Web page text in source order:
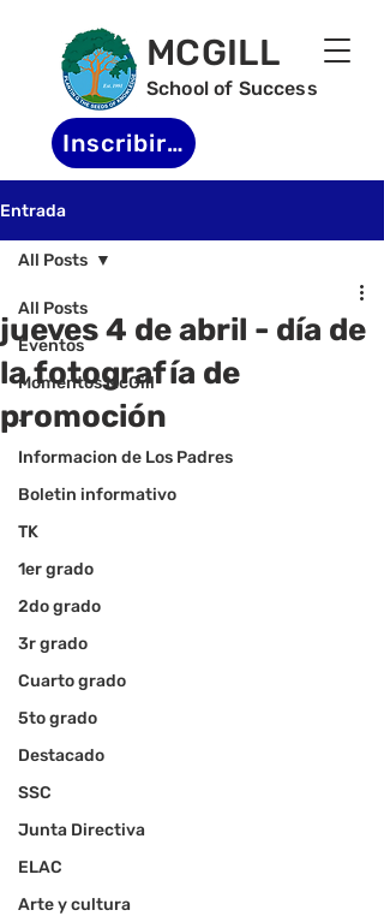
MCGILL
School of Success
Inscribirse
Entrada
All Posts
Eventos
Momentos McGill
-
Informacion de Los Padres
Boletin informativo
TK
1er grado
2do grado
3r grado
Cuarto grado
5to grado
Destacado
SSC
Junta Directiva
ELAC
Arte y cultura
All Posts
jueves 4 de abril - día de
la fotografía de
promoción